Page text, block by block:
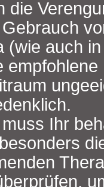
die
(wie auch
Ihr